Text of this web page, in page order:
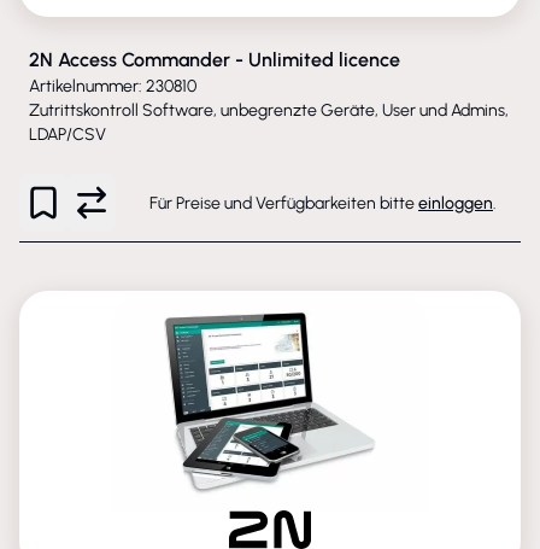
2N Access Commander - Unlimited licence
Artikelnummer: 230810
Zutrittskontroll Software, unbegrenzte Geräte, User und Admins,
LDAP/CSV
Für Preise und Verfügbarkeiten bitteeinloggen.